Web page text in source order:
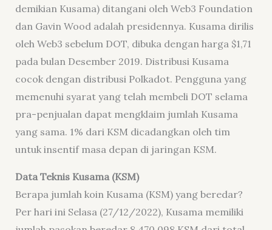
demikian Kusama) ditangani oleh Web3 Foundation
dan Gavin Wood adalah presidennya. Kusama dirilis
oleh Web3 sebelum DOT, dibuka dengan harga $1,71
pada bulan Desember 2019. Distribusi Kusama
cocok dengan distribusi Polkadot. Pengguna yang
memenuhi syarat yang telah membeli DOT selama
pra-penjualan dapat mengklaim jumlah Kusama
yang sama. 1% dari KSM dicadangkan oleh tim
untuk insentif masa depan di jaringan KSM.
Data Teknis Kusama (KSM)
Berapa jumlah koin Kusama (KSM) yang beredar?
Per hari ini Selasa (27/12/2022), Kusama memiliki